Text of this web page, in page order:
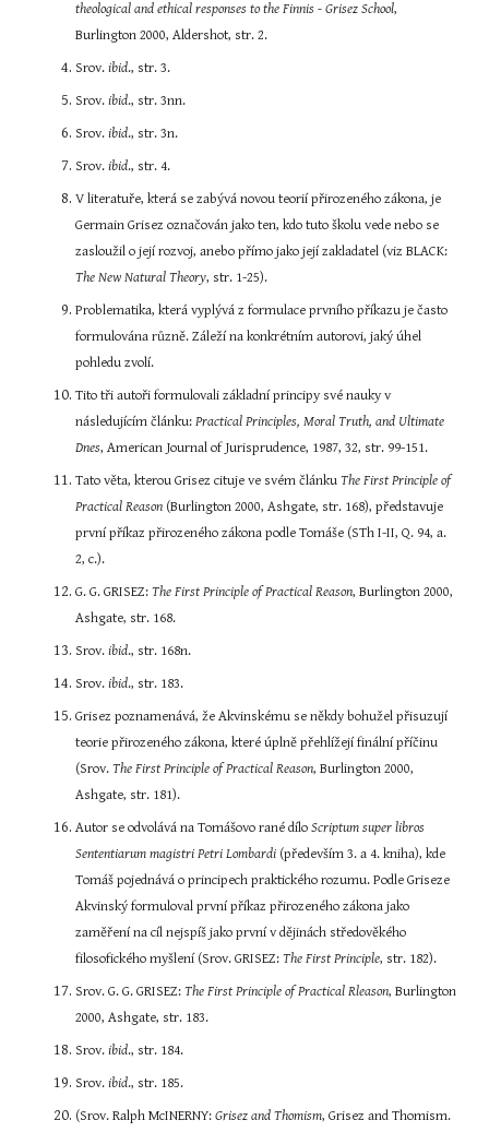
theological and ethical responses to the Finnis - Grisez School,
Burlington 2000, Aldershot, str. 2.
Srov. ibid., str. 3.
Srov. ibid., str. 3nn.
Srov. ibid., str. 3n.
Srov. ibid., str. 4.
V literatuře, která se zabývá novou teorií přirozeného zákona, je
Germain Grisez označován jako ten, kdo tuto školu vede nebo se
The New Natural Theory, str. 1-25).
Problematika, která vyplývá z formulace prvního příkazu je často
formulována různě. Záleží na konkrétním autorovi, jaký úhel
pohledu zvolí.
Tito tři autoři formulovali základní principy své nauky v
následujícím článku: Practical Principles, Moral Truth, and Ultimate
Dnes, American Journal of Jurisprudence, 1987, 32, str. 99-151.
Tato věta, kterou Grisez cituje ve svém článku The First Principle of
Practical Reason (Burlington 2000, Ashgate, str. 168), představuje
první příkaz přirozeného zákona podle Tomáše (STh I-II, Q. 94, a.
2, c.).
G. G. GRISEZ: The First Principle of Practical Reason, Burlington 2000,
Ashgate, str. 168.
Srov. ibid., str. 168n.
Srov. ibid., str. 183.
Grisez poznamenává, že Akvinskému se někdy bohužel přisuzují
teorie přirozeného zákona, které úplně přehlížejí finální příčinu
(Srov. The First Principle of Practical Reason, Burlington 2000,
Ashgate, str. 181).
Autor se odvolává na Tomášovo rané dílo Scriptum super libros
Sententiarum magistri Petri Lombardi (především 3. a 4. kniha), kde
Tomáš pojednává o principech praktického rozumu. Podle Griseze
Akvinský formuloval první příkaz přirozeného zákona jako
zaměření na cíl nejspíš jako první v dějinách středověkého
filosofického myšlení (Srov. GRISEZ: The First Principle, str. 182).
Srov. G. G. GRISEZ: The First Principle of Practical Rleason, Burlington
2000, Ashgate, str. 183.
Srov. ibid., str. 184.
Srov. ibid., str. 185.
(Srov. Ralph McINERNY: Grisez and Thomism, Grisez and Thomism.